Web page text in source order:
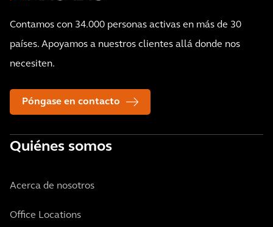
Contamos con 34.000 personas activas en más de 30
países. Apoyamos a nuestros clientes allá donde nos
necesiten.
Póngase en contacto
Quiénes somos
Acerca de nosotros
Office Locations